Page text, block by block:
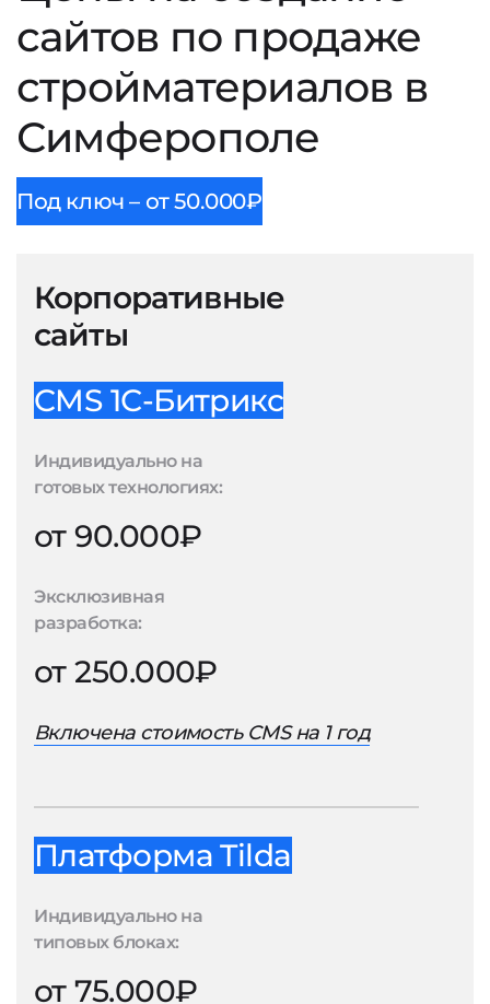
сайтов по продаже
стройматериалов в
Симферополе
Под ключ – от 50.000₽
Корпоративные
сайты
CMS 1С-Битрикс
Индивидуально на
готовых технологиях:
от 90.000₽
Эксклюзивная
разработка:
от 250.000₽
Включена стоимость CMS на 1 год
Платформа Tilda
Индивидуально на
типовых блоках:
от 75.000₽